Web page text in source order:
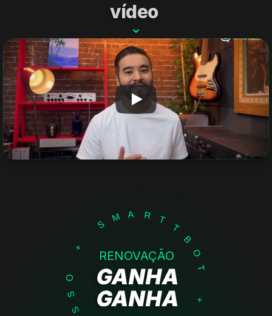
vídeo
+
S
S
O
+
S
M A R T
T
B
O
T
RENOVAÇÃO
GANHA
GANHA